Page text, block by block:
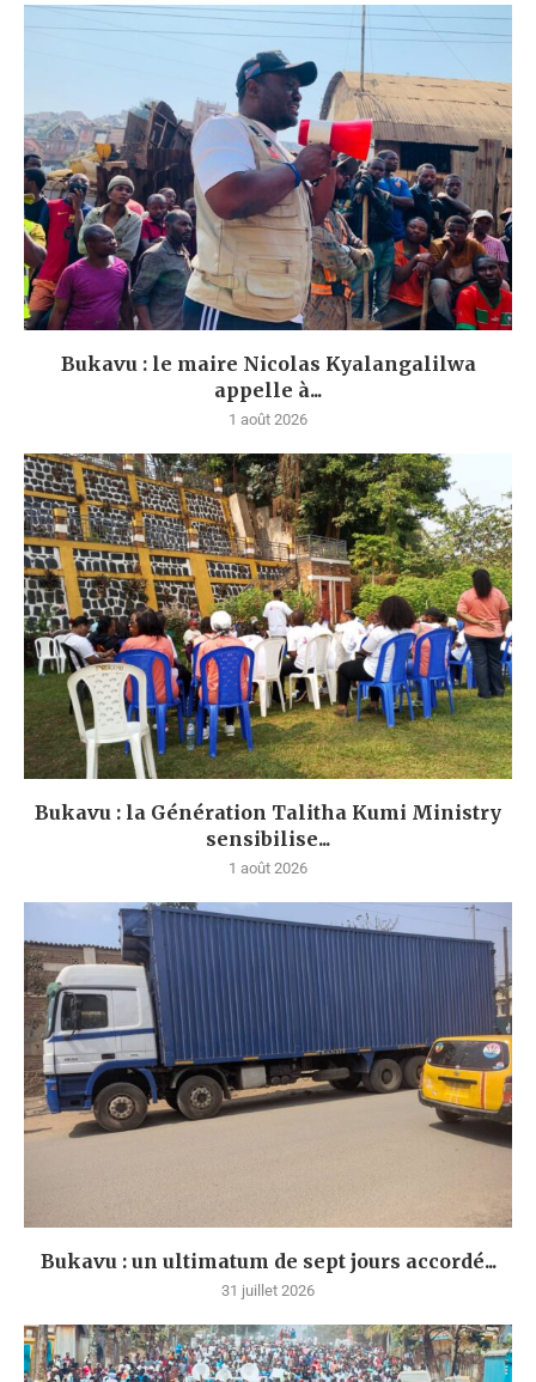
Bukavu : le maire Nicolas Kyalangalilwa
appelle à...
1 août 2026
Bukavu : la Génération Talitha Kumi Ministry
sensibilise...
1 août 2026
Bukavu : un ultimatum de sept jours accordé...
31 juillet 2026